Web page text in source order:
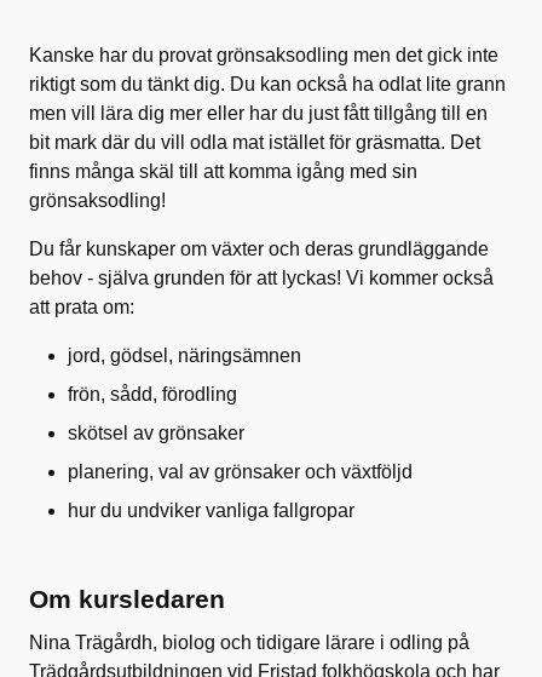
Kanske har du provat grönsaksodling men det gick inte
riktigt som du tänkt dig. Du kan också ha odlat lite grann
men vill lära dig mer eller har du just fått tillgång till en
bit mark där du vill odla mat istället för gräsmatta. Det
finns många skäl till att komma igång med sin
grönsaksodling!
Du får kunskaper om växter och deras grundläggande
behov - själva grunden för att lyckas! Vi kommer också
att prata om:
jord, gödsel, näringsämnen
frön, sådd, förodling
skötsel av grönsaker
planering, val av grönsaker och växtföljd
hur du undviker vanliga fallgropar
Om kursledaren
Nina Trägårdh, biolog och tidigare lärare i odling på
Trädgårdsutbildningen vid Fristad folkhögskola och har